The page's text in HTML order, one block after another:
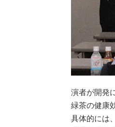
演者が開発
緑茶の健康
具体的には